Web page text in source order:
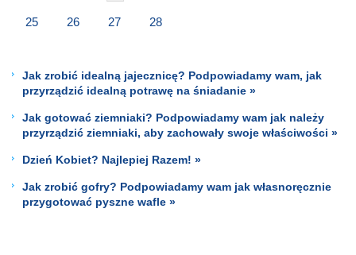
25 26 27 28
Jak zrobić idealną jajecznicę? Podpowiadamy wam, jak
przyrządzić idealną potrawę na śniadanie »
Jak gotować ziemniaki? Podpowiadamy wam jak należy
przyrządzić ziemniaki, aby zachowały swoje właściwości »
Dzień Kobiet? Najlepiej Razem! »
Jak zrobić gofry? Podpowiadamy wam jak własnoręcznie
przygotować pyszne wafle »